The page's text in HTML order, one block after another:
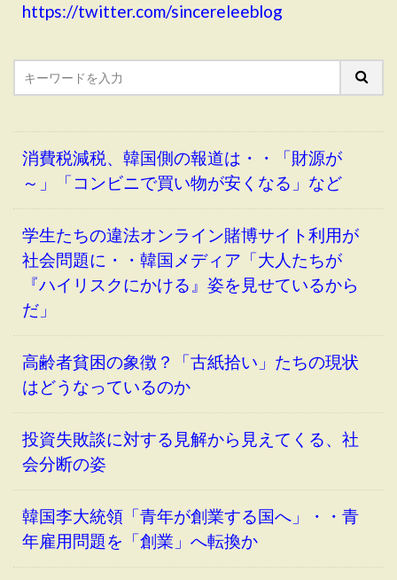
https://twitter.com/sincereleeblog
消費税減税、韓国側の報道は・・「財源が
～」「コンビニで買い物が安くなる」など
学生たちの違法オンライン賭博サイト利用が
社会問題に・・韓国メディア「大人たちが
『ハイリスクにかける』姿を見せているから
だ」
高齢者貧困の象徴？「古紙拾い」たちの現状
はどうなっているのか
投資失敗談に対する見解から見えてくる、社
会分断の姿
韓国李大統領「青年が創業する国へ」・・青
年雇用問題を「創業」へ転換か